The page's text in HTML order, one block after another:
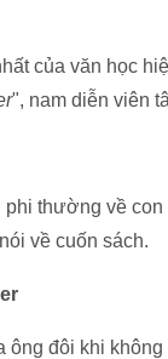
của văn học
", nam diễn viên
thường về
về cuốn sách.
đôi khi